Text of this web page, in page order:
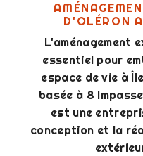
D'OLÉRON
L'aménagement
essentiel pour
espace de vie à
basée à 8
est une
conception et la